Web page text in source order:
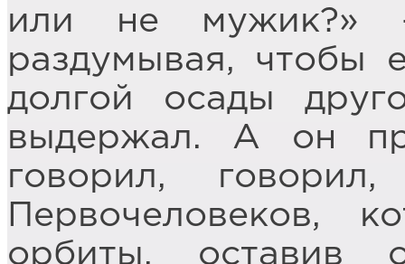
или не мужик?»
раздумывая, чтобы
долгой осады
выдержал. А он
говорил,
Первочеловеков,
орбиты, оставив